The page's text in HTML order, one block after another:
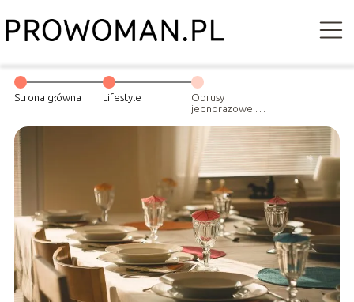
Strona główna Lifestyle
Obrusy
jednorazowe –
rozwiązanie na
każdą okazję